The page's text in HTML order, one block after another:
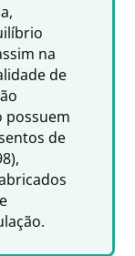
na
de
possuem
de